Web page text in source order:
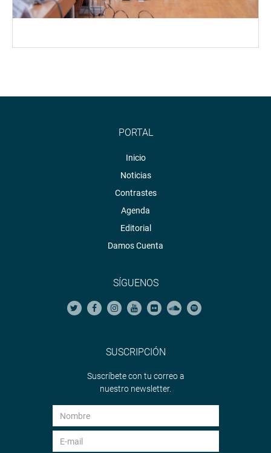
PORTAL
Inicio
Noticias
Contrastes
Agenda
Editorial
Damos Cuenta
SÍGUENOS
SUSCRIPCIÓN
Suscríbete con tu correo a
nuestro newsletter.